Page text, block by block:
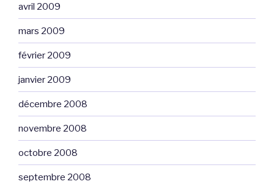
avril 2009
mars 2009
février 2009
janvier 2009
décembre 2008
novembre 2008
octobre 2008
septembre 2008